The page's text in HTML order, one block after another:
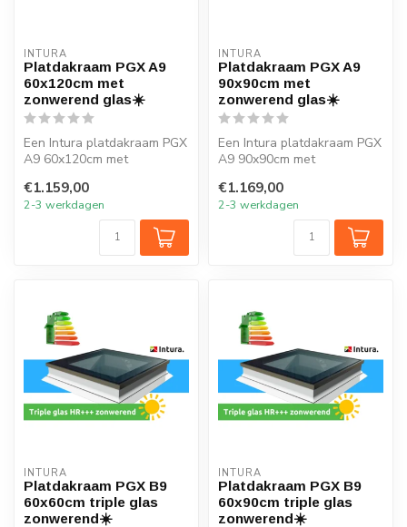
INTURA
Platdakraam PGX A9
60x120cm met
zonwerend glas☀️
Een Intura platdakraam PGX
A9 60x120cm met
vertrek o...
€1.159,00
2-3 werkdagen
INTURA
Platdakraam PGX A9
90x90cm met
zonwerend glas☀️
Een Intura platdakraam PGX
A9 90x90cm met
vertrek on...
€1.169,00
2-3 werkdagen
INTURA
Platdakraam PGX B9
60x60cm triple glas
zonwerend☀️
INTURA
Platdakraam PGX B9
60x90cm triple glas
zonwerend☀️